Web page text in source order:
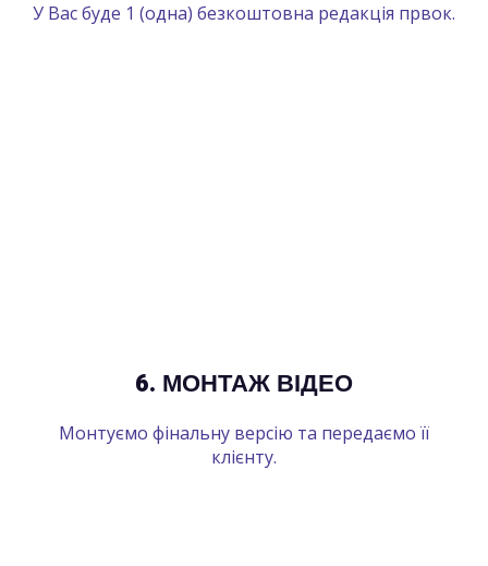
У Вас буде 1 (одна) безкоштовна редакція првок.
6. МОНТАЖ ВІДЕО
Монтуємо фінальну версію та передаємо її
клієнту.